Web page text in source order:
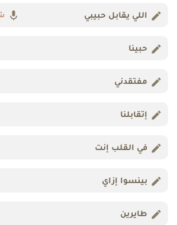
اللي يقابل حبيبي
حبينا
مفتقدني
إتقابلنا
في القلب إنت
بينسوا إزاي
طايرين